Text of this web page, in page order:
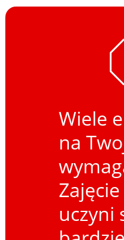
Wiele
na
uczyni